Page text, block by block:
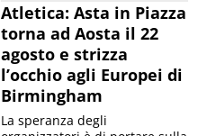
Atletica: Asta in Piazza
torna ad Aosta il 22
agosto e strizza
l’occhio agli Europei di
Birmingham
La speranza degli